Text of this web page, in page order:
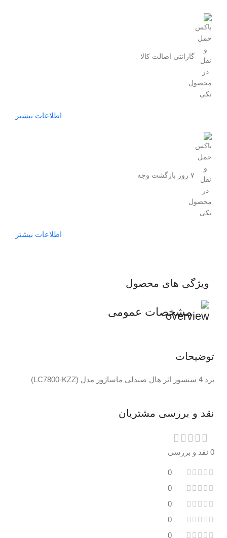
گارانتی اصالت کالا
اطلاعات بیشتر
۷ روز بازگشت وجه
اطلاعات بیشتر
توضیحات
برد 4 سنسور اثر هال صندلی ماساژور مدل (LC7800-KZZ)
ویژگی های محصول
مشخصات عمومی
نقد و بررسی مشتریان
0 نقد و بررسی
0
0
0
0
0